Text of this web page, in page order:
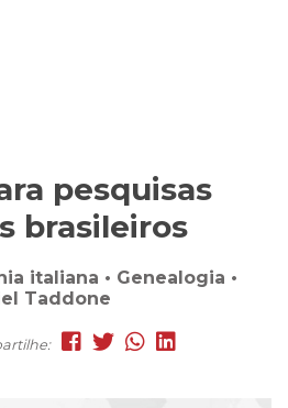
pesquisas
brasileiros
italiana • Genealogia •
Taddone